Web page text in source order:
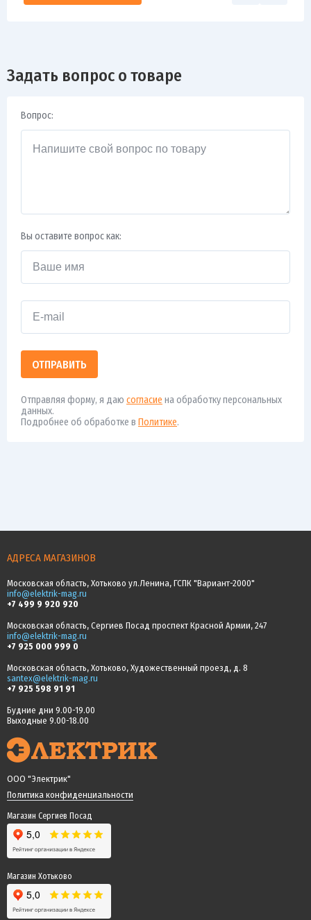
Задать вопрос о товаре
Вопрос:
Вы оставите вопрос как:
ОТПРАВИТЬ
Отправляя форму, я даю согласие на обработку персональных
данных.
Подробнее об обработке в Политике.
АДРЕСА МАГАЗИНОВ
Московская область, Хотьково ул.Ленина, ГСПК "Вариант-2000"
info@elektrik-mag.ru
+7 499 9 920 920
Московская область, Сергиев Посад проспект Красной Армии, 247
info@elektrik-mag.ru
+7 925 000 999 0
Московская область, Хотьково, Художественный проезд, д. 8
santex@elektrik-mag.ru
+7 925 598 91 91
Будние дни 9.00-19.00
Выходные 9.00-18.00
ООО "Электрик"
Политика конфиденциальности
Магазин Сергиев Посад
Магазин Хотьково